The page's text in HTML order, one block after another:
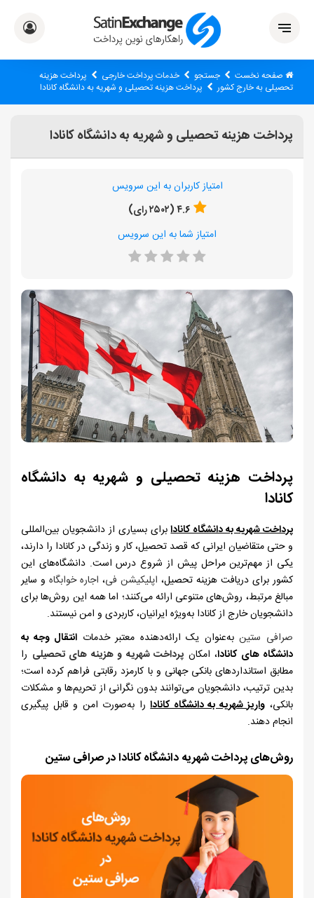
صفحه نخست جستجو خدمات پرداخت خارجی
پرداخت هزینه
تحصیلی به خارج کشور
پرداخت هزینه تحصیلی و شهریه به دانشگاه کانادا
پرداخت هزینه تحصیلی و شهریه به دانشگاه کانادا
امتیاز کاربران به این سرویس
۴.۶ (۲۵۰۲ رای)
امتیاز شما به این سرویس
پرداخت هزینه تحصیلی و شهریه به دانشگاه
کانادا
پرداخت شهریه به دانشگاه کانادابرای بسیاری از دانشجویان بین‌المللی
و حتی متقاضیان ایرانی که قصد تحصیل، کار و زندگی در کانادا را دارند،
یکی از مهم‌ترین مراحل پیش از شروع درس است. دانشگاه‌های این
کشور برای دریافت هزینه تحصیل، اپلیکیشن فی، اجاره خوابگاه و سایر
مبالغ مرتبط، روش‌های متنوعی ارائه می‌کنند؛ اما همه این روش‌ها برای
دانشجویان خارج از کانادا به‌ویژه ایرانیان، کاربردی و امن نیستند.
صرافی ستینبه‌عنوان یک ارائه‌دهنده معتبر خدمات انتقال وجه به
دانشگاه ‌های کانادا، امکان پرداخت شهریه و هزینه‌ های تحصیلی را
مطابق استانداردهای بانکی جهانی و با کارمزد رقابتی فراهم کرده است؛
بدین ترتیب، دانشجویان می‌توانند بدون نگرانی از تحریم‌ها و مشکلات
بانکی، واریز شهریه به دانشگاه کانادارا به‌صورت امن و قابل پیگیری
انجام دهند.
روش‌های پرداخت شهریه دانشگاه کانادا در صرافی ستین